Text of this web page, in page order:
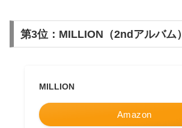
第3位：MILLION（2ndアルバム）
MILLION
Amazon